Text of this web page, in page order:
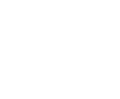
El Málaga Club de
julio) contra la
resalta, en el
violencia en el